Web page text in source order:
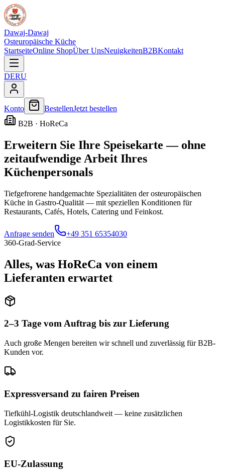
Dawaj-Dawaj
Osteuropäische Küche
StartseiteOnline ShopÜber UnsNeuigkeitenB2BKontakt
DERU
Konto BestellenJetzt bestellen
B2B · HoReCa
Erweitern Sie Ihre Speisekarte — ohne
zeitaufwendige Arbeit Ihres
Küchenpersonals
Tiefgefrorene handgemachte Spezialitäten der osteuropäischen
Küche in Gastro-Qualität — mit speziellen Konditionen für
Restaurants, Cafés, Hotels, Catering und Feinkost.
Anfrage senden
+49 351 65354030
360-Grad-Service
Alles, was HoReCa von einem
Lieferanten erwartet
2–3 Tage vom Auftrag bis zur Lieferung
Auch große Mengen bereiten wir schnell und zuverlässig für B2B-
Kunden vor.
Expressversand zu fairen Preisen
Tiefkühl-Logistik deutschlandweit — keine zusätzlichen
Logistikkosten für Sie.
EU-Zulassung